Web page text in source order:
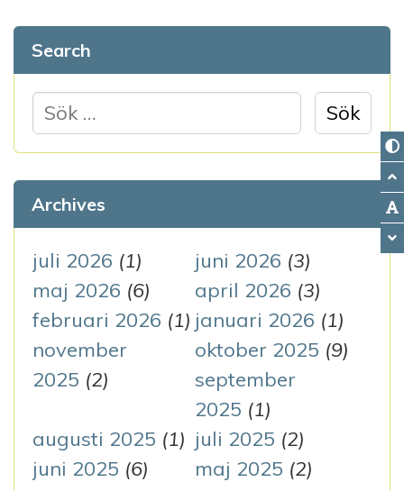
Search
ö
e
f
t
e
r
:
Archives
juli 2026 (1) juni 2026 (3)
maj 2026 (6) april 2026 (3)
februari 2026 (1) januari 2026 (1)
november
2025 (2)
oktober 2025 (9)
september
2025 (1)
augusti 2025 (1) juli 2025 (2)
juni 2025 (6) maj 2025 (2)